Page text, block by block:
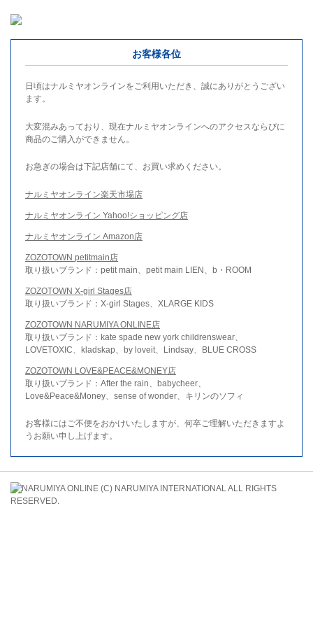
お客様各位
日頃はナルミヤオンラインをご利用いただき、誠にありがとうござい
ます。
大変混みあっており、現在ナルミヤオンラインへのアクセスならびに
商品のご購入ができません。
お急ぎの場合は下記店舗にて、お買い求めください。
ナルミヤオンライン楽天市場店
ナルミヤオンライン Yahoo!ショッピング店
ナルミヤオンライン Amazon店
ZOZOTOWN petitmain店
取り扱いブランド：petit main、petit main LIEN、b・ROOM
ZOZOTOWN X-girl Stages店
取り扱いブランド：X-girl Stages、XLARGE KIDS
ZOZOTOWN NARUMIYA ONLINE店
取り扱いブランド：kate spade new york childrenswear、
LOVETOXIC、kladskap、by loveit、Lindsay、BLUE CROSS
ZOZOTOWN LOVE&PEACE&MONEY店
取り扱いブランド：After the rain、babycheer、
Love&Peace&Money、sense of wonder、キリンのソフィ
お客様にはご不便をおかけいたしますが、何卒ご理解いただきますよ
うお願い申し上げます。